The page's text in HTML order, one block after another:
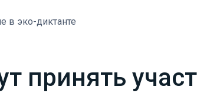
в эко-диктанте
принять